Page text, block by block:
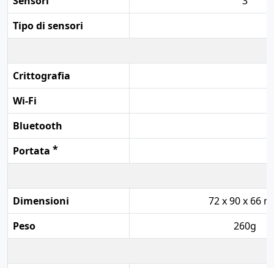
Tipo di sensori
Crittografia
Wi-Fi
Bluetooth
Portata *
Dimensioni
72 x 90 x 66
Peso
260g